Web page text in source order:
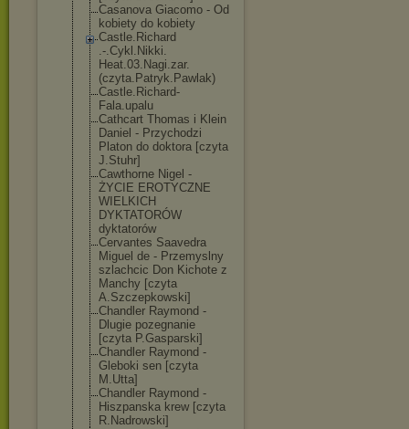
Casanova Giacomo - Od
kobiety do kobiety
Castle.Richard
.-.Cykl.Nikki.
Heat.03.Nagi.zar.
(czyta.Patryk.Pawlak)
Castle.Richard-
Fala.upalu
Cathcart Thomas i Klein
Daniel - Przychodzi
Platon do doktora [czyta
J.Stuhr]
Cawthorne Nigel -
ŻYCIE EROTYCZNE
WIELKICH
DYKTATORÓW
dyktatorów
Cervantes Saavedra
Miguel de - Przemyslny
szlachcic Don Kichote z
Manchy [czyta
A.Szczepkowski]
Chandler Raymond -
Dlugie pozegnanie
[czyta P.Gasparski]
Chandler Raymond -
Gleboki sen [czyta
M.Utta]
Chandler Raymond -
Hiszpanska krew [czyta
R.Nadrowski]